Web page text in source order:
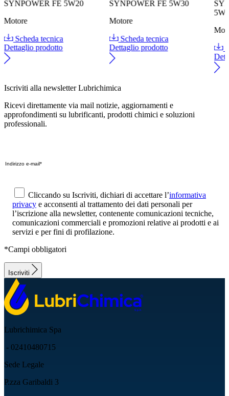
SYNPOWER FE 5W20
Motore
Scheda tecnica
Dettaglio prodotto
SYNPOWER FE 5W30
Motore
Scheda tecnica
Dettaglio prodotto
Iscriviti alla newsletter Lubrichimica
Ricevi direttamente via mail notizie, aggiornamenti e
approfondimenti su lubrificanti, prodotti chimici e soluzioni
professionali.
Cliccando su Iscriviti, dichiari di accettare l’informativa
privacy e acconsenti al trattamento dei dati personali per
l’iscrizione alla newsletter, contenente comunicazioni tecniche,
comunicazioni commerciali e promozioni relative ai prodotti e ai
servizi e per fini di profilazione.
*Campi obbligatori
Iscriviti
Lubrichimica Spa
- 02410480715
Sede Legale
P.zza Garibaldi 3